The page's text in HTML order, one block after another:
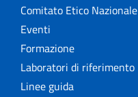
Comitato Etico Nazionale
Eventi
Formazione
Laboratori di riferimento
Linee guida